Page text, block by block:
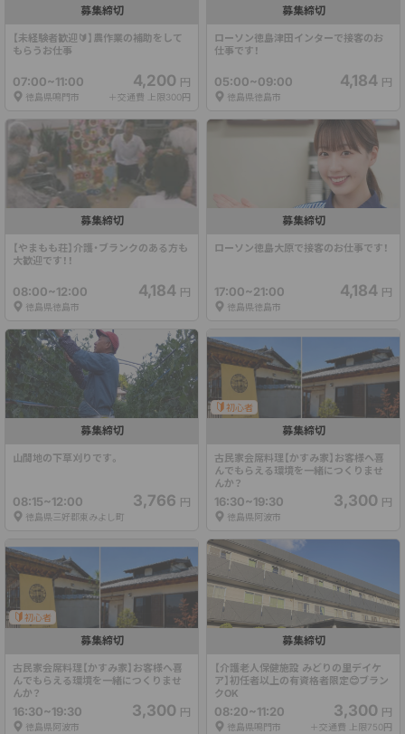
募集締切
【未経験者歓迎🔰】農作業の補助をして
もらうお仕事
07:00~11:00 4,200 円
徳島県鳴門市 ＋交通費 上限300円
募集締切
ローソン徳島津田インターで接客のお
仕事です！
05:00~09:00 4,184 円
徳島県徳島市
募集締切
【やまもも荘】介護・ブランクのある方も
大歓迎です！！
08:00~12:00 4,184 円
徳島県徳島市
募集締切
ローソン徳島大原で接客のお仕事です！
17:00~21:00 4,184 円
徳島県徳島市
募集締切
山間地の下草刈りです。
08:15~12:00 3,766 円
徳島県三好郡東みよし町
初心者
募集締切
古民家会席料理【かすみ家】お客様へ喜
んでもらえる環境を一緒につくりませ
んか？
16:30~19:30 3,300 円
徳島県阿波市
初心者
募集締切
古民家会席料理【かすみ家】お客様へ喜
んでもらえる環境を一緒につくりませ
んか？
16:30~19:30 3,300 円
徳島県阿波市
募集締切
【介護老人保健施設 みどりの里デイケ
ア】初任者以上の有資格者限定😊ブラン
クOK
08:20~11:20 3,300 円
徳島県鳴門市 ＋交通費 上限750円